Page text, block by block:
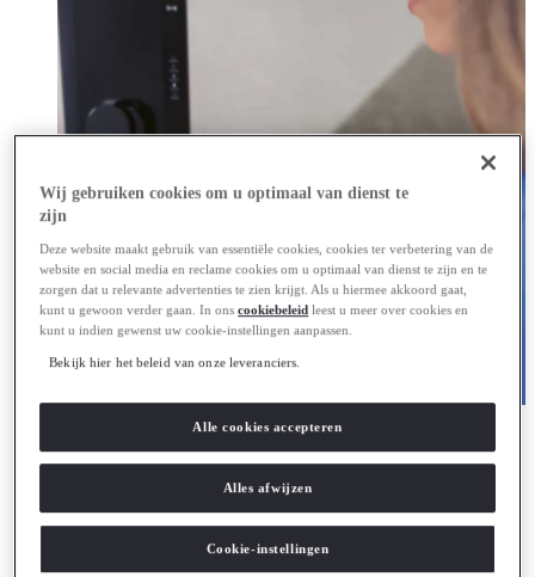
Hybride & Elektrisch
Ontdek Lexus electrified
Lexus Zakelijk
Leaserijder
Wij gebruiken cookies om u optimaal van dienst te
zijn
Deze website maakt gebruik van essentiële cookies, cookies ter verbetering van de
website en social media en reclame cookies om u optimaal van dienst te zijn en te
zorgen dat u relevante advertenties te zien krijgt. Als u hiermee akkoord gaat,
kunt u gewoon verder gaan. In onscookiebeleid leest u meer over cookies en
kunt u indien gewenst uw cookie-instellingen aanpassen.
Bekijk hier het beleid van onze leveranciers.
Cookie-instellingen
Alles afwijzen
Alle cookies accepteren